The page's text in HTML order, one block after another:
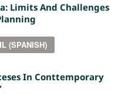
Limits And Challenges
(SPANISH)
In Conttemporary